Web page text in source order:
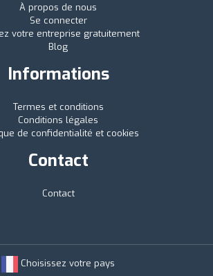
À propos de nous
Se connecter
votre entreprise gratuitement
Blog
Informations
Termes et conditions
Conditions légales
de confidentialité et cookies
Contact
Contact
Choisissez votre pays